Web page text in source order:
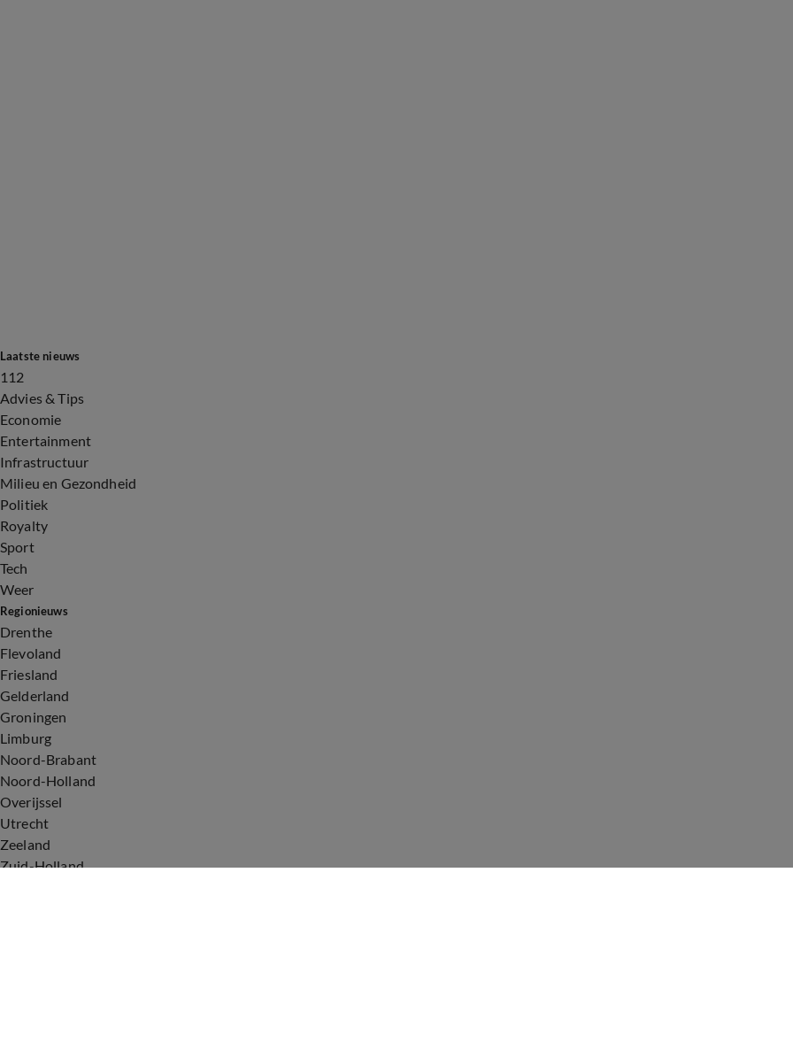
Laatste nieuws
112
Advies & Tips
Economie
Entertainment
Infrastructuur
Milieu en Gezondheid
Politiek
Royalty
Sport
Tech
Weer
Regionieuws
Drenthe
Flevoland
Friesland
Gelderland
Groningen
Limburg
Noord-Brabant
Noord-Holland
Overijssel
Utrecht
Zeeland
Zuid-Holland